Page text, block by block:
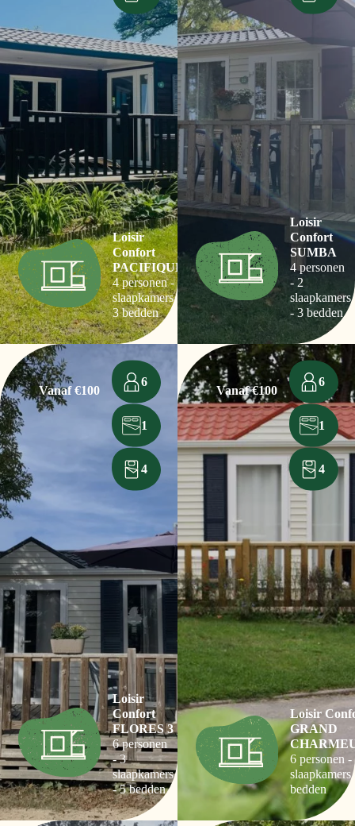
Loisir
Confort
PACIFIQUE
4 personen - 2
slaapkamers -
3 bedden
Loisir
Confort
SUMBA
4 personen
- 2
slaapkamers
- 3 bedden
Vanaf €100
6
1
4
Loisir
Confort
FLORES 3
6 personen
- 3
slaapkamers
- 5 bedden
Vanaf €100
6
1
4
Loisir
GRAND
6 personen -
slaapkamers
bedden